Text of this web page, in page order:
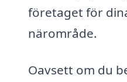
företaget för
närområde.
Oavsett om du